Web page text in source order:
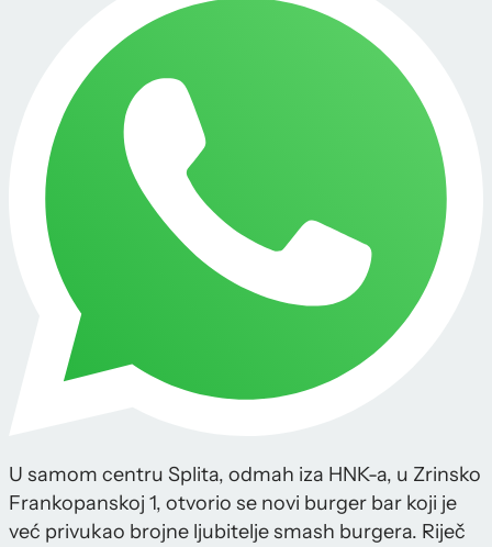
U samom centru Splita, odmah iza HNK-a, u Zrinsko
Frankopanskoj 1, otvorio se novi burger bar koji je
već privukao brojne ljubitelje smash burgera. Riječ